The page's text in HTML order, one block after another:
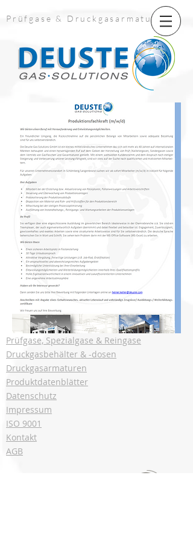
Prüfgase & Druckgasarmaturen
Prüfgase, Spezialgase & Reingase
Druckgasbehälter & -dosen
Druckgasarmaturen
Produktdatenblätter
Datenschutz
Impressum
ISO 9001
Kontakt
AGB